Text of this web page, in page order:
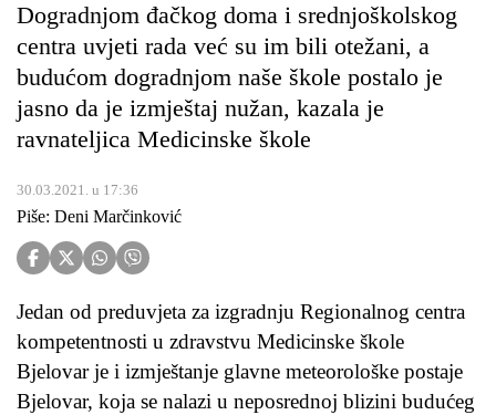
Dogradnjom đačkog doma i srednjoškolskog
centra uvjeti rada već su im bili otežani, a
budućom dogradnjom naše škole postalo je
jasno da je izmještaj nužan, kazala je
ravnateljica Medicinske škole
30.03.2021. u 17:36
Piše: Deni Marčinković
Jedan od preduvjeta za izgradnju Regionalnog centra
kompetentnosti u zdravstvu Medicinske škole
Bjelovar je i izmještanje glavne meteorološke postaje
Bjelovar, koja se nalazi u neposrednoj blizini budućeg